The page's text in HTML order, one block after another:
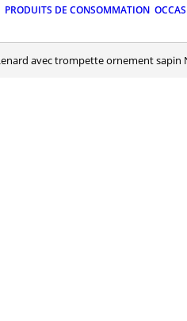
PRODUITS DE CONSOMMATION
Renard avec trompette ornement sapin